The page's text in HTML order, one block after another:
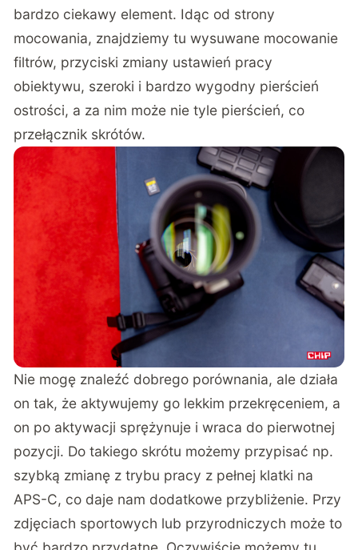
bardzo ciekawy element. Idąc od strony
mocowania, znajdziemy tu wysuwane mocowanie
filtrów, przyciski zmiany ustawień pracy
obiektywu, szeroki i bardzo wygodny pierścień
ostrości, a za nim może nie tyle pierścień, co
przełącznik skrótów.
Nie mogę znaleźć dobrego porównania, ale działa
on tak, że aktywujemy go lekkim przekręceniem, a
on po aktywacji sprężynuje i wraca do pierwotnej
pozycji. Do takiego skrótu możemy przypisać np.
szybką zmianę z trybu pracy z pełnej klatki na
APS-C, co daje nam dodatkowe przybliżenie. Przy
zdjęciach sportowych lub przyrodniczych może to